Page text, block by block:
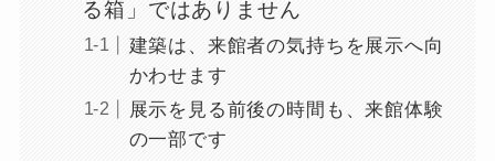
る箱」ではありません
建築は、来館者の気持ちを展示へ向
かわせます
展示を見る前後の時間も、来館体験
の一部です